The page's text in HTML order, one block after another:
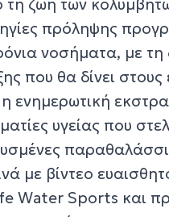
πρόληψης
νοσήματα, με
που θα δίνει
ενημερωτική
υγείας που
με βίντεο
Water Sports και